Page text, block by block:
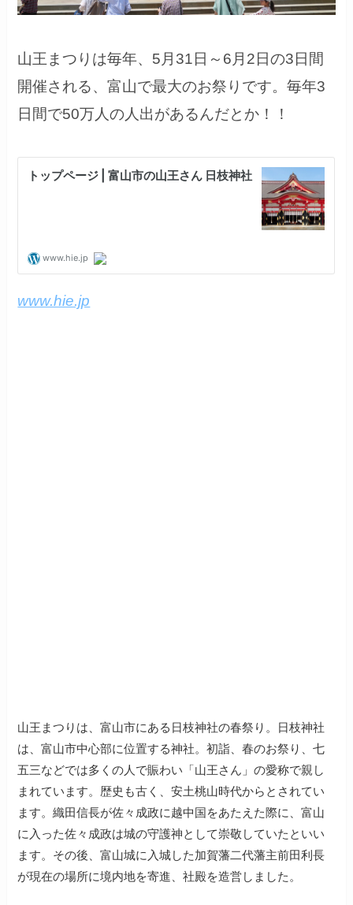
山王まつりは毎年、5月31日～6月2日の3日間
開催される、富山で最大のお祭りです。毎年3
日間で50万人の人出があるんだとか！！
www.hie.jp
山王まつりは、富山市にある日枝神社の春祭り。日枝神社
は、富山市中心部に位置する神社。初詣、春のお祭り、七
五三などでは多くの人で賑わい「山王さん」の愛称で親し
まれています。歴史も古く、安土桃山時代からとされてい
ます。織田信長が佐々成政に越中国をあたえた際に、富山
に入った佐々成政は城の守護神として崇敬していたといい
ます。その後、富山城に入城した加賀藩二代藩主前田利長
が現在の場所に境内地を寄進、社殿を造営しました。